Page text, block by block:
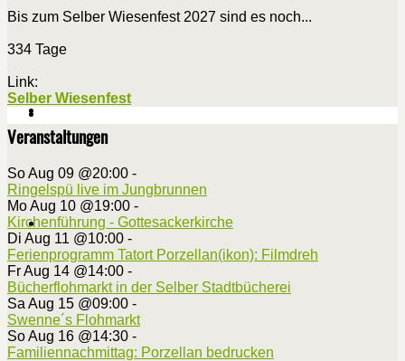
Bis zum Selber Wiesenfest 2027 sind es noch...
334 Tage
Link:
Selber Wiesenfest
Veranstaltungen
So Aug 09 @20:00 -
Ringelspü live im Jungbrunnen
Mo Aug 10 @19:00 -
Kirchenführung - Gottesackerkirche
Di Aug 11 @10:00 -
Ferienprogramm Tatort Porzellan(ikon): Filmdreh
Fr Aug 14 @14:00 -
Bücherflohmarkt in der Selber Stadtbücherei
Sa Aug 15 @09:00 -
Swenne´s Flohmarkt
So Aug 16 @14:30 -
Familiennachmittag: Porzellan bedrucken